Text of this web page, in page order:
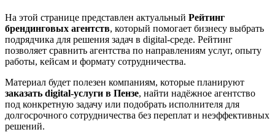
На этой странице представлен актуальный Рейтинг
брендинговых агентств, который помогает бизнесу выбрать
подрядчика для решения задач в digital-среде. Рейтинг
позволяет сравнить агентства по направлениям услуг, опыту
работы, кейсам и формату сотрудничества.
Материал будет полезен компаниям, которые планируют
заказать digital-услуги в Пензе, найти надёжное агентство
под конкретную задачу или подобрать исполнителя для
долгосрочного сотрудничества без переплат и неэффективных
решений.